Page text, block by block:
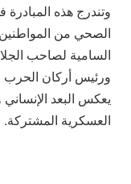
وتندرج هذه
الصحي من
السامية لصاحب
ورئيس أركان الحرب
يعكس البعد
العسكرية المشتركة.